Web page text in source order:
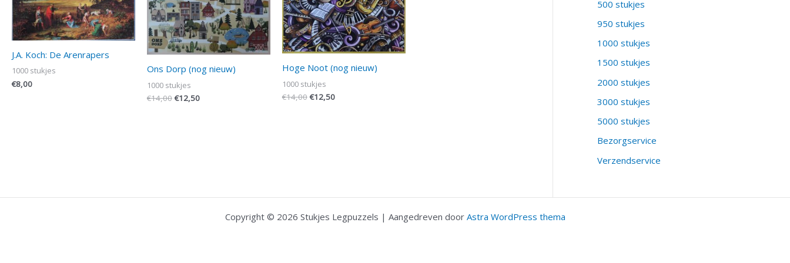
J.A. Koch: De Arenrapers
1000 stukjes
€8,00
Ons Dorp (nog nieuw)
1000 stukjes
€14,00 €12,50
Hoge Noot (nog nieuw)
1000 stukjes
€14,00 €12,50
500 stukjes
950 stukjes
1000 stukjes
1500 stukjes
2000 stukjes
3000 stukjes
5000 stukjes
Bezorgservice
Verzendservice
Copyright © 2026 Stukjes Legpuzzels | Aangedreven door Astra WordPress thema